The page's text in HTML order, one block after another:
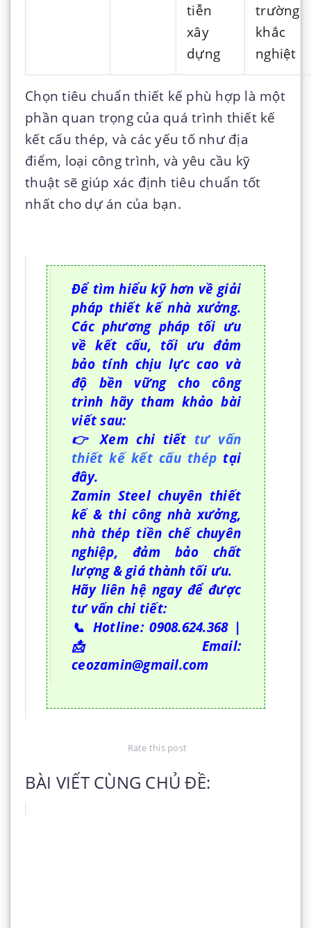
tiễn
xây
dựng
trường
khắc
nghiệt
Chọn tiêu chuẩn thiết kế phù hợp là một
phần quan trọng của quá trình thiết kế
kết cấu thép, và các yếu tố như địa
điểm, loại công trình, và yêu cầu kỹ
thuật sẽ giúp xác định tiêu chuẩn tốt
nhất cho dự án của bạn.
Để tìm hiểu kỹ hơn về giải
pháp thiết kế nhà xưởng.
Các phương pháp tối ưu
về kết cấu, tối ưu đảm
bảo tính chịu lực cao và
độ bền vững cho công
trình hãy tham khảo bài
viết sau:
👉 Xem chi tiết tư vấn
thiết kế kết cấu thép tại
đây.
Zamin Steel chuyên thiết
kế & thi công nhà xưởng,
nhà thép tiền chế chuyên
nghiệp, đảm bảo chất
lượng & giá thành tối ưu.
Hãy liên hệ ngay để được
tư vấn chi tiết:
📞 Hotline: 0908.624.368 |
📩 Email:
ceozamin@gmail.com
Rate this post
BÀI VIẾT CÙNG CHỦ ĐỀ: